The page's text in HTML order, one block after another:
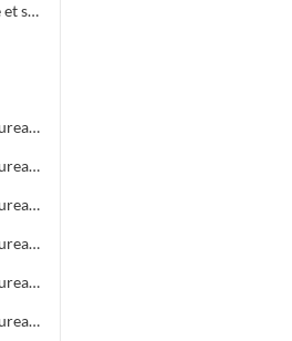
Elections Prud'homales 1997 : Procès-verbaux par collège et section
Elections présidentielles 2002 : Listes d'émargement par bureau de vote : 1 à 5
Elections présidentielles 2002 : Listes d'émargement par bureau de vote : 6 à 10
Elections présidentielles 2002 : Listes d'émargement par bureau de vote : 11 à 16 ( pas de 12 )
Elections présidentielles 2002 : Listes d'émargement par bureau de vote : 17 à 21
Elections présidentielles 2002 : Listes d'émargement par bureau de vote : 22 à 25
Elections présidentielles 2002 : Listes d'émargement par bureau de vote : 26 à 29